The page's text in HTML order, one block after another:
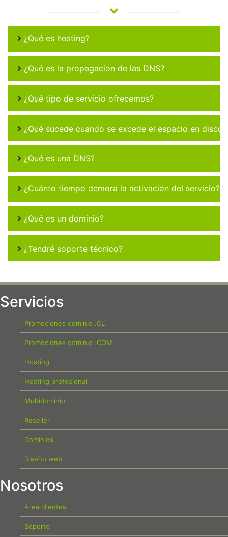
¿Qué es hosting?
¿Qué es la propagacion de las DNS?
¿Qué tipo de servicio ofrecemos?
¿Qué sucede cuando se excede el espacio en disco
¿Qué es una DNS?
¿Cuánto tiempo demora la activación del servicio?
¿Qué es un dominio?
¿Tendré soporte técnico?
Servicios
Promociones dominio .CL
Promociones dominio .COM
Hosting
Hosting profesional
Multidominio
Reseller
Dominios
Diseño web
Nosotros
Área clientes
Soporte